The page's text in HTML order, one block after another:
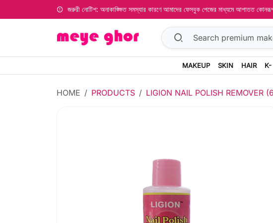
জরুরী নোটিশ: অনাকাঙ্ক্ষিত সমস্যার কারণে আমাদের ফেসবুক পেজের মাধ্যমে আপাতত
MAKEUP SKIN HAIR K-
HOME PRODUCTS LIGION NAIL POLISH REMOVER